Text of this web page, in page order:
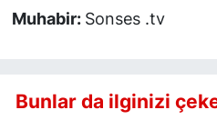
Muhabir: Sonses .tv
Bunlar da ilginizi